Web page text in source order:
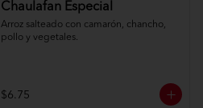
Chaulafan Especial
Arroz salteado con camarón, chancho,
pollo y vegetales.
$6.75